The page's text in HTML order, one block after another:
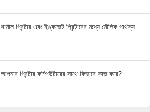
থার্মাল প্রিন্টার এবং ইঙ্কজেট প্রিন্টারের মধ্যে মৌলিক পার্থক্য
আপনার প্রিন্টার কম্পিউটারের সাথে কিভাবে কাজ করে?